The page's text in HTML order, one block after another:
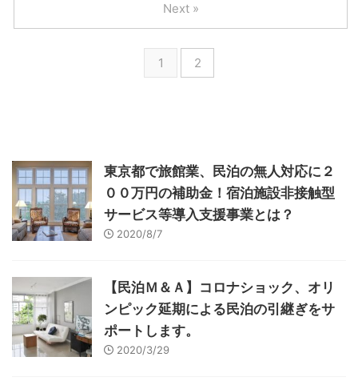
1 2
Next »
東京都で旅館業、民泊の無人対応に２
００万円の補助金！宿泊施設非接触型
サービス等導入支援事業とは？
2020/8/7
【民泊Ｍ＆Ａ】コロナショック、オリ
ンピック延期による民泊の引継ぎをサ
ポートします。
2020/3/29